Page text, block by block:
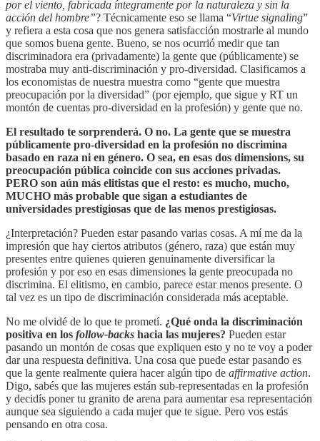
por el viento, fabricada íntegramente por la naturaleza y sin la
acción del hombre”? Técnicamente eso se llama “Virtue signaling”
y refiera a esta cosa que nos genera satisfacción mostrarle al mundo
que somos buena gente. Bueno, se nos ocurrió medir que tan
discriminadora era (privadamente) la gente que (públicamente) se
mostraba muy anti-discriminación y pro-diversidad. Clasificamos a
los economistas de nuestra muestra como “gente que muestra
preocupación por la diversidad” (por ejemplo, que sigue y RT un
montón de cuentas pro-diversidad en la profesión) y gente que no.
El resultado te sorprenderá. O no. La gente que se muestra
públicamente pro-diversidad en la profesión no discrimina
basado en raza ni en género. O sea, en esas dos dimensions, su
preocupación pública coincide con sus acciones privadas.
PERO son aún más elitistas que el resto: es mucho, mucho,
MUCHO más probable que sigan a estudiantes de
universidades prestigiosas que de las menos prestigiosas.
¿Interpretación? Pueden estar pasando varias cosas. A mí me da la
impresión que hay ciertos atributos (género, raza) que están muy
presentes entre quienes quieren genuinamente diversificar la
profesión y por eso en esas dimensiones la gente preocupada no
discrimina. El elitismo, en cambio, parece estar menos presente. O
tal vez es un tipo de discriminación considerada más aceptable.
No me olvidé de lo que te prometí. ¿Qué onda la discriminación
positiva en los follow-backs hacia las mujeres? Pueden estar
pasando un montón de cosas que expliquen esto y no te voy a poder
dar una respuesta definitiva. Una cosa que puede estar pasando es
que la gente realmente quiera hacer algún tipo de affirmative action.
Digo, sabés que las mujeres están sub-representadas en la profesión
y decidís poner tu granito de arena para aumentar esa representación
aunque sea siguiendo a cada mujer que te sigue. Pero vos estás
pensando en otra cosa.